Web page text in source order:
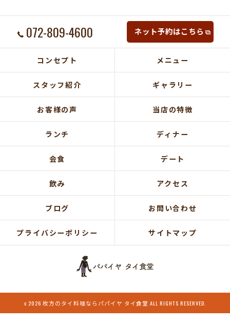
072-809-4600 ネット予約はこちら
コンセプト メニュー
スタッフ紹介 ギャラリー
お客様の声 当店の特徴
ランチ ディナー
会食 デート
飲み アクセス
ブログ お問い合わせ
プライバシーポリシー サイトマップ
c 2026 枚方のタイ料理ならパパイヤ タイ食堂 ALL RIGHTS RESERVED.